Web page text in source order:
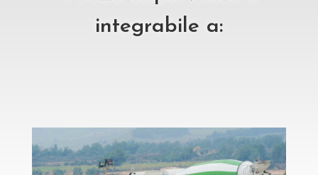
integrabile a: